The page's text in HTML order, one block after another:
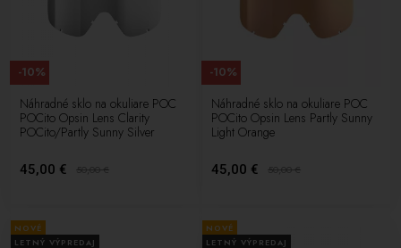
Náhradné sklo na okuliare POC
POCito Opsin Lens Clarity
POCito/Partly Sunny Silver
45,00 € 50,00€
-10%
Náhradné sklo na okuliare POC
POCito Opsin Lens Partly Sunny
Light Orange
45,00 € 50,00€
-10%
NOVÉ
LETNÝ VÝPREDAJ
NOVÉ
LETNÝ VÝPREDAJ